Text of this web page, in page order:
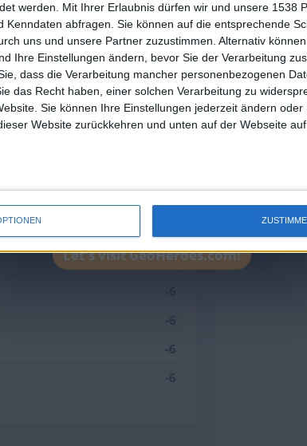
werden.
Mit Ihrer Erlaubnis dürfen wir und unsere 1538
Kenndaten abfragen. Sie können auf die entsprechende
uns und unsere Partner zuzustimmen. Alternativ
Ihre Einstellungen ändern, bevor Sie der Verarbeitung
dass die Verarbeitung mancher personenbezogenen
das Recht haben, einer solchen Verarbeitung zu
Sie können Ihre Einstellungen jederzeit ändern oder
Website zurückkehren und unten auf der Webseite
32
31
18
14
0
-2
-6
-6
-6
-6
-6
an English-speaking country
our American version now and be among
the firsts to submit your score on our
leaderboards!
Let's visit GeoHeroes.com!